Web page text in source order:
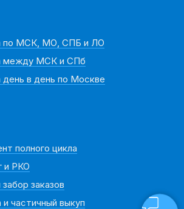
полного цикла
и РКО
заказов
частичный выкуп
по МСК, МО, СПБ и ЛО
между МСК и СПб
в день по Москве